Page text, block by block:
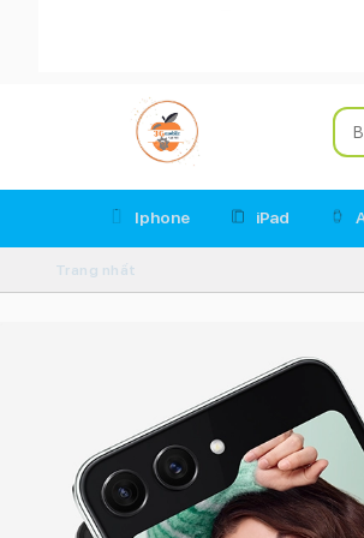
Iphone iPad
Trang nhất